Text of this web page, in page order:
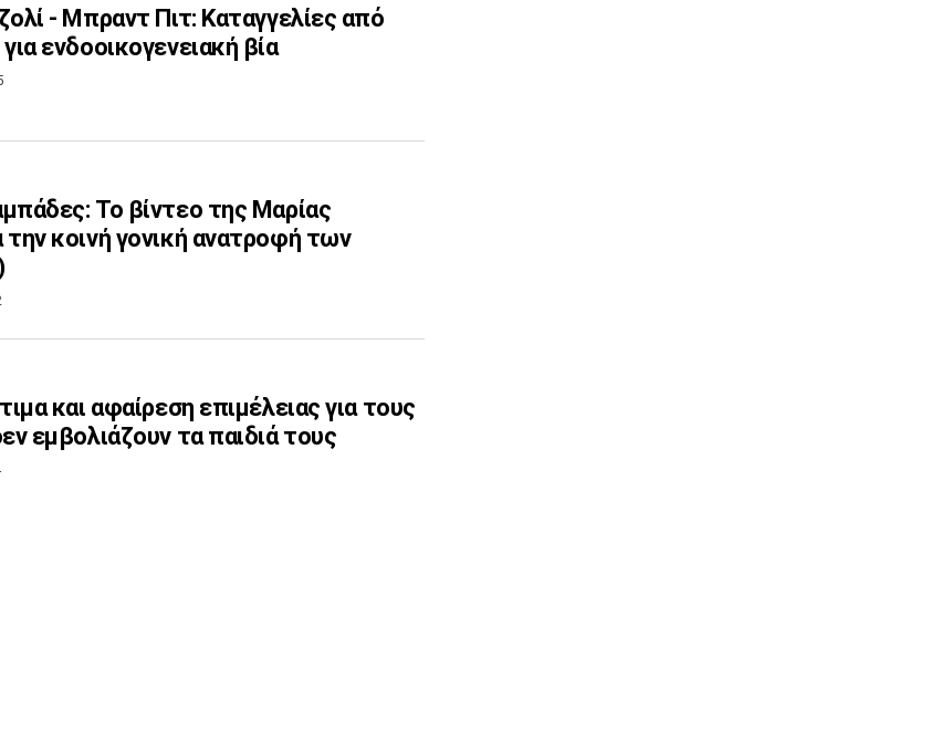
- Μπραντ Πιτ: Καταγγελίες από
ενδοοικογενειακή βία
Το βίντεο της Μαρίας
κοινή γονική ανατροφή των
και αφαίρεση επιμέλειας για τους
εμβολιάζουν τα παιδιά τους